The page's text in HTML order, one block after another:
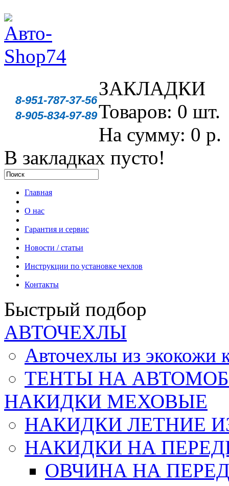
8-951-787-37-56
8-905-834-97-89
ЗАКЛАДКИ
Товаров: 0 шт.
На сумму: 0 р.
В закладках пусто!
Главная
О нас
Гарантия и сервис
Новости / статьи
Инструкции по установке чехлов
Контакты
Быстрый подбор
АВТОЧЕХЛЫ
Авточехлы из
ТЕНТЫ НА
НАКИДКИ МЕХОВЫЕ
НАКИДКИ ЛЕТНИЕ
НАКИДКИ НА
ОВЧИНА НА